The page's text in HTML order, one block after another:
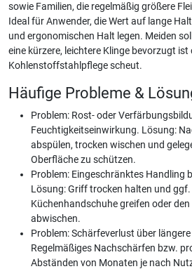
sowie Familien, die regelmäßig größere
Ideal für Anwender, die Wert auf lange
und ergonomischen Halt legen. Meiden
eine kürzere, leichtere Klinge bevorzugt
Kohlenstoffstahlpflege scheut.
Häufige Probleme &
Problem: Rost- oder
Feuchtigkeitseinwirkung. Lösung:
abspülen, trocken wischen und
Oberfläche zu schützen.
Problem: Eingeschränktes Handling
Lösung: Griff trocken halten und
Küchenhandschuhe greifen oder
abwischen.
Problem: Schärfeverlust über
Regelmäßiges Nachschärfen bzw.
Abständen von Monaten je nach